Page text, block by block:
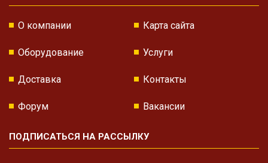
О компании Карта сайта
Оборудование Услуги
Доставка Контакты
Форум Вакансии
ПОДПИСАТЬСЯ НА РАССЫЛКУ